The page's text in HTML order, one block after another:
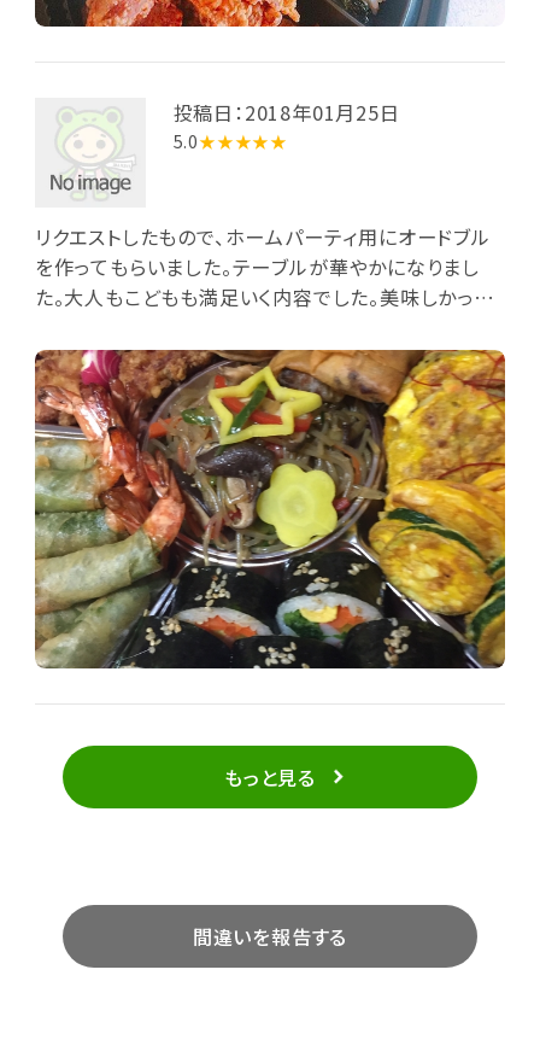
投稿日：2018年01月25日
5.0★★★★★
リクエストしたもので、ホームパーティ用にオードブル
を作ってもらいました。テーブルが華やかになりまし
た。大人もこどもも満足いく内容でした。美味しかった
炒めが味付けもとても美味しかったのですが、何なの
かわからず、ちょっと変わった食材は、簡単でいいので
解説メモが、口頭で説明でもあればいいな〜と思いま
した。前もって注文していたので、待ち時間もなく、スム
ーズ。車を停めてすぐ可愛いログハウスの店舗の窓口
があるので、受け取りが楽チンでした。 色んなメニュー
が月替わりにあるようなので、色々食べてみたいです。
またお願いします！
もっと見る
間違いを報告する